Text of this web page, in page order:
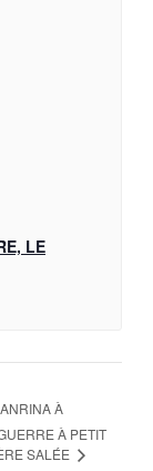
LE
À
À PETIT
SALÉE